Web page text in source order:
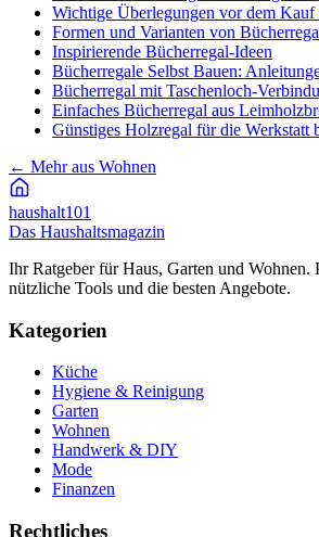
Wichtige Überlegungen vor dem Kauf
Formen und Varianten von
Inspirierende Bücherregal-Ideen
Bücherregale Selbst Bauen:
Bücherregal mit Taschenloch-
Einfaches Bücherregal aus
Günstiges Holzregal für die Werkstatt
← Mehr aus Wohnen
haushalt101
Das Haushaltsmagazin
Ihr Ratgeber für Haus, Garten und Wohnen.
nützliche Tools und die besten Angebote.
Kategorien
Küche
Hygiene & Reinigung
Garten
Wohnen
Handwerk & DIY
Mode
Finanzen
Rechtliches